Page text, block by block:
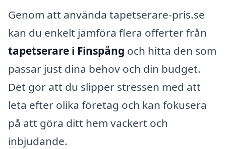
Genom att använda tapetserare-pris.se
kan du enkelt jämföra flera offerter från
tapetserare i Finspång och hitta den som
passar just dina behov och din budget.
Det gör att du slipper stressen med att
leta efter olika företag och kan fokusera
på att göra ditt hem vackert och
inbjudande.